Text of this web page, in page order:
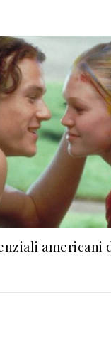
americani